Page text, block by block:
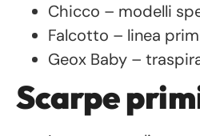
Chicco – modelli
Falcotto – linea
Geox Baby –
Scarpe